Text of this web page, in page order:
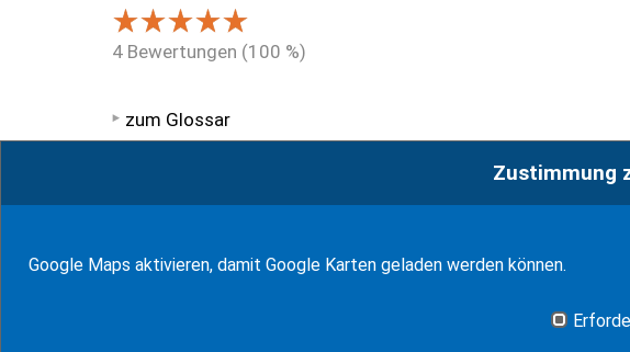
4 Bewertungen (100 %)
zum Glossar
WF Frank &Partner Rechtsanwälte
Zustimmung
Google Maps aktivieren, damit Google Karten geladen werden können.